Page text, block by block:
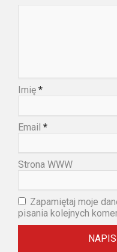
Imię *
Email *
Strona WWW
Zapamiętaj moje
pisania kolejnych